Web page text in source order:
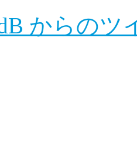
からのツ